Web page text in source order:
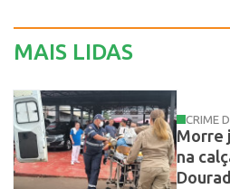
MAIS LIDAS
CRIME
Morre
na